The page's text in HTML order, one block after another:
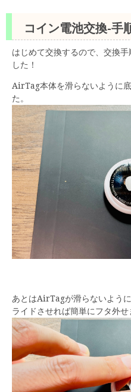
コイン電池交換-手
はじめて交換するので、交換
した！
AirTag本体を滑らないように
た。
あとはAirTagが滑らないよう
ライドさせれば簡単にフタ外せ